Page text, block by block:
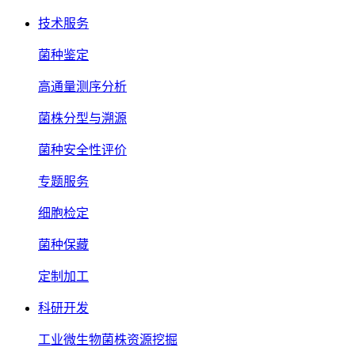
技术服务
菌种鉴定
高通量测序分析
菌株分型与溯源
菌种安全性评价
专题服务
细胞检定
菌种保藏
定制加工
科研开发
工业微生物菌株资源挖掘